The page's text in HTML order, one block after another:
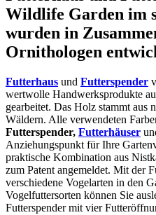
Wildlife Garden im
wurden in
Ornithologen
Futterhaus und Futterspender
wertwolle Handwerksprodukte
gearbeitet. Das Holz stammt aus
Wäldern. Alle verwendeten
Futterspender, Futterhäuser
Anziehungspunkt für Ihre
praktische Kombination aus
zum Patent angemeldet. Mit der
verschiedene Vogelarten in den
Vogelfuttersorten können Sie
Futterspender mit vier